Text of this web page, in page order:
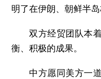
明了在伊朗、朝鲜半
双方经贸团队本
衡、积极的成果。
中方愿同美方一